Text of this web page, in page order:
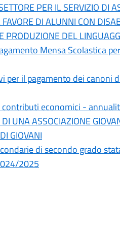
PER IL SERVIZIO DI
DI ALUNNI CON
PRODUZIONE DEL
Mensa Scolastica
per il pagamento dei canoni
contributi economici -
UNA ASSOCIAZIONE
GIOVANI
di secondo grado
2025